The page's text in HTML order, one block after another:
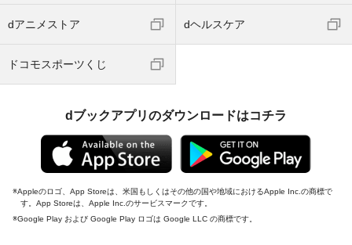
dアニメストア dヘルスケア
ドコモスポーツくじ
dブックアプリのダウンロードはコチラ
Appleのロゴ、App Storeは、米国もしくはその他の国や地域におけるApple Inc.の商標で
す。App Storeは、Apple Inc.のサービスマークです。
Google Play および Google Play ロゴは Google LLC の商標です。